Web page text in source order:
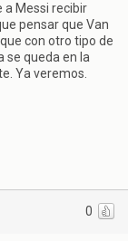
a Messi recibir
pensar que Van
con otro tipo de
se queda en la
Ya veremos.
0